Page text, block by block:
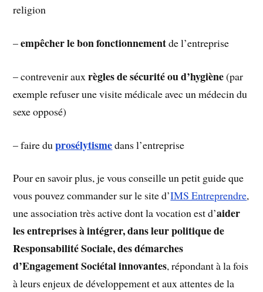
religion
–empêcher le bon fonctionnementde l’entreprise
– contrevenir auxrègles de sécurité ou d’hygiène(par
exemple refuser une visite médicale avec un médecin du
sexe opposé)
– faire duprosélytismedans l’entreprise
Pour en savoir plus, je vous conseille un petit guide que
vous pouvez commander sur le site d’IMS Entreprendre,
une association très active dont la vocation est d’aider
les entreprises à intégrer, dans leur politique de
Responsabilité Sociale, des démarches
d’Engagement Sociétal innovantes, répondant à la fois
à leurs enjeux de développement et aux attentes de la